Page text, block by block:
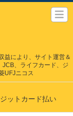
益により、サイト運営＆
、ライフカード、ジ
UFJニコス
ットカード払い